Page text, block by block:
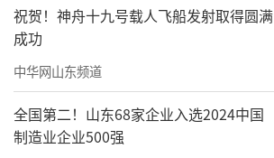
祝贺！神舟十九号载人飞船发射取得圆满
成功
中华网山东频道
全国第二！山东68家企业入选2024中国
制造业企业500强